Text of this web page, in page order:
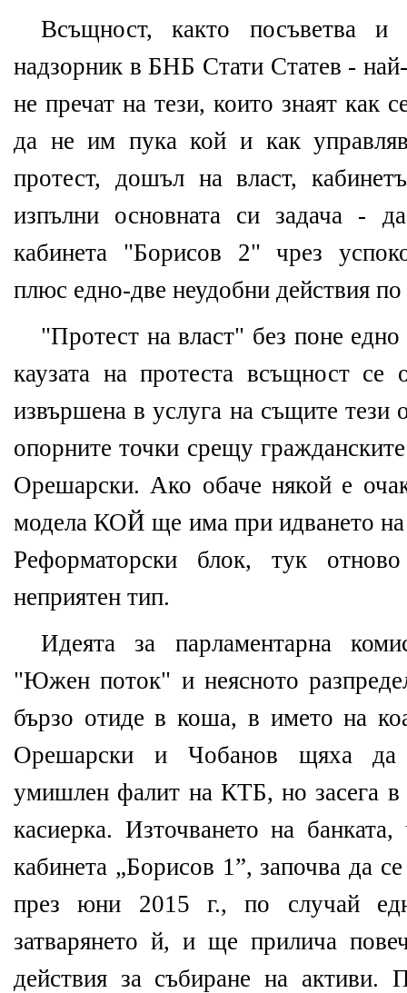
Всъщност, както посъветва
надзорник в БНБ Стати Статев -
не пречат на тези, които знаят как
да не им пука кой и как
протест, дошъл на власт,
изпълни основната си задача -
кабинета "Борисов 2" чрез
плюс едно-две неудобни действия
"Протест на власт" без поне едно
каузата на протеста всъщност се
извършена в услуга на същите тези
опорните точки срещу
Орешарски. Ако обаче някой е
модела КОЙ ще има при идването
Реформаторски блок, тук
неприятен тип.
Идеята за парламентарна
"Южен поток" и неясното
бързо отиде в коша, в името на
Орешарски и Чобанов щяха да
умишлен фалит на КТБ, но засега в
касиерка. Източването на
кабинета „Борисов 1”, започва да
през юни 2015 г., по случай
затварянето й, и ще прилича
действия за събиране на активи.